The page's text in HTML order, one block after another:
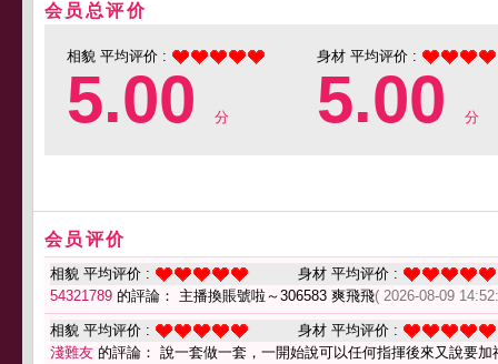
会员总评价
相貌 平均评价 :
5.00 分
身材 平均评价 :
5.00 分
会员评价
相貌 平均评价 :
身材 平均评价 :
54321789 的評論： 主播換賬號啦～306583 爽飛飛( 2026-08-09
相貌 平均评价 :
身材 平均评价 :
淺難友 的評論： 說一套做一套，一開始說可以任何指揮後來又說要加